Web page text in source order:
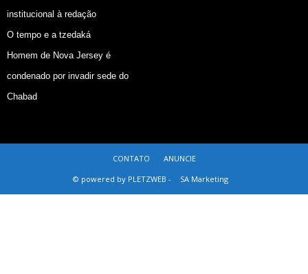
institucional à redação
O tempo e a tzedaká
Homem de Nova Jersey é
condenado por invadir sede do
Chabad
CONTATO
ANUNCIE
© powered by PLETZWEB -
SA Marketing